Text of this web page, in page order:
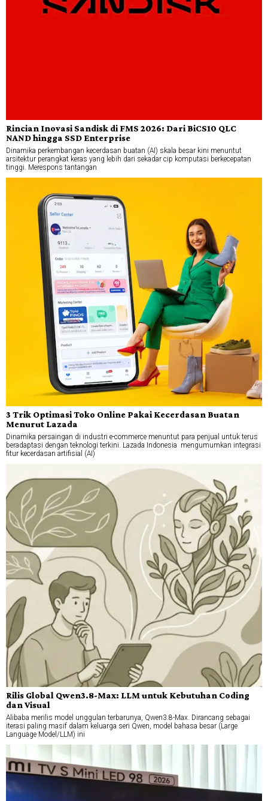
Rincian Inovasi Sandisk di FMS 2026: Dari BiCS10 QLC
NAND hingga SSD Enterprise
Dinamika perkembangan kecerdasan buatan (AI) skala besar kini menuntut
arsitektur perangkat keras yang lebih dari sekadar cip komputasi berkecepatan
tinggi. Merespons tantangan
3 Trik Optimasi Toko Online Pakai Kecerdasan Buatan
Menurut Lazada
Dinamika persaingan di industri e-commerce menuntut para penjual untuk terus
beradaptasi dengan teknologi terkini. Lazada Indonesia mengumumkan integrasi
fitur kecerdasan artifisial (AI)
Rilis Global Qwen3.8-Max: LLM untuk Kebutuhan Coding
dan Visual
Alibaba merilis model unggulan terbarunya, Qwen3.8-Max. Dirancang sebagai
iterasi paling masif dalam keluarga seri Qwen, model bahasa besar (Large
Language Model/LLM) ini